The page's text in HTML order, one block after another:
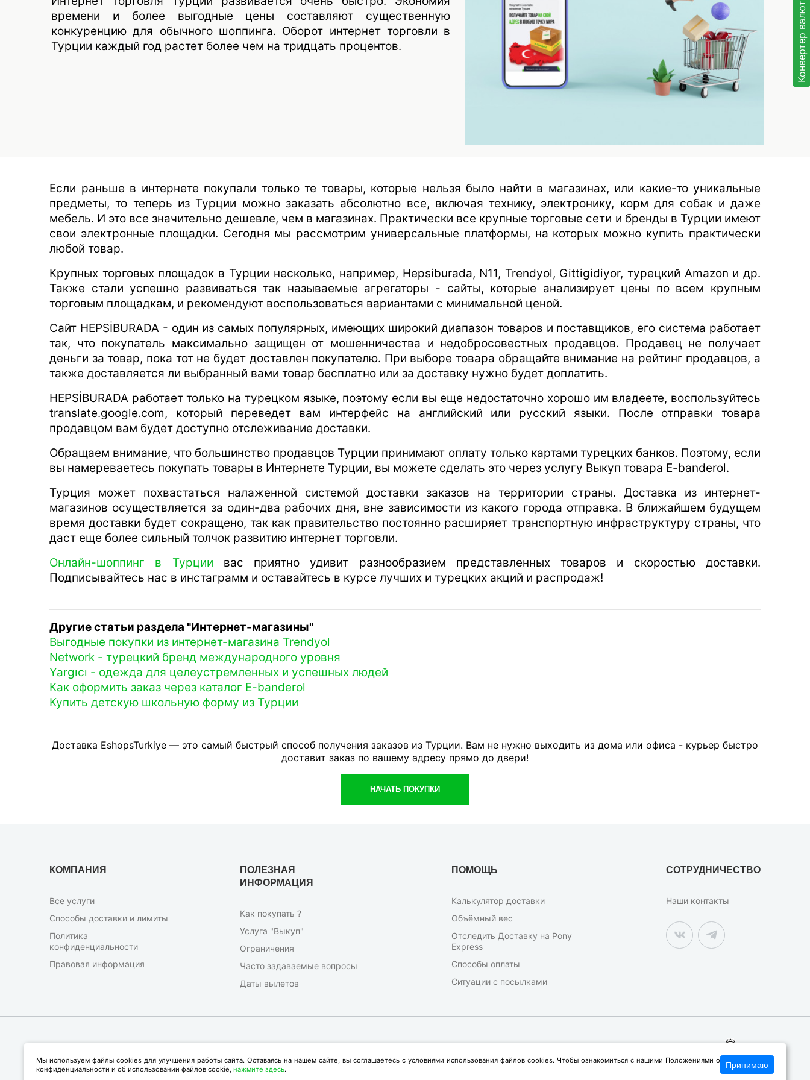
времени и более выгодные цены составляют существенную
конкуренцию для обычного шоппинга. Оборот интернет торговли в
Турции каждый год растет более чем на тридцать процентов.
Если раньше в интернете покупали только те товары, которые нельзя было найти в магазинах, или какие-то уникальные
предметы, то теперь из Турции можно заказать абсолютно все, включая технику, электронику, корм для собак и даже
мебель. И это все значительно дешевле, чем в магазинах. Практически все крупные торговые сети и бренды в Турции имеют
свои электронные площадки. Сегодня мы рассмотрим универсальные платформы, на которых можно купить практически
любой товар.
Крупных торговых площадок в Турции несколько, например, Hepsiburada, N11, Trendyol, Gittigidiyor, турецкий Amazon и др.
Также стали успешно развиваться так называемые агрегаторы - сайты, которые анализирует цены по всем крупным
торговым площадкам, и рекомендуют воспользоваться вариантами с минимальной ценой.
Сайт HEPSİBURADA - один из самых популярных, имеющих широкий диапазон товаров и поставщиков, его система работает
так, что покупатель максимально защищен от мошенничества и недобросовестных продавцов. Продавец не получает
деньги за товар, пока тот не будет доставлен покупателю. При выборе товара обращайте внимание на рейтинг продавцов, а
также доставляется ли выбранный вами товар бесплатно или за доставку нужно будет доплатить.
HEPSİBURADA работает только на турецком языке, поэтому если вы еще недостаточно хорошо им владеете, воспользуйтесь
translate.google.com, который переведет вам интерфейс на английский или русский языки. После отправки товара
продавцом вам будет доступно отслеживание доставки.
Обращаем внимание, что большинство продавцов Турции принимают оплату только картами турецких банков. Поэтому, если
вы намереваетесь покупать товары в Интернете Турции, вы можете сделать это через услугу Выкуп товара E-banderol.
Турция может похвастаться налаженной системой доставки заказов на территории страны. Доставка из интернет-
магазинов осуществляется за один-два рабочих дня, вне зависимости из какого города отправка. В ближайшем будущем
время доставки будет сокращено, так как правительство постоянно расширяет транспортную инфраструктуру страны, что
даст еще более сильный толчок развитию интернет торговли.
Онлайн-шоппинг в Турции вас приятно удивит разнообразием представленных товаров и скоростью доставки.
Подписывайтесь нас в инстаграмм и оставайтесь в курсе лучших и турецких акций и распродаж!
Другие статьи раздела "Интернет-магазины"
Выгодные покупки из интернет-магазина Trendyol
Network - турецкий бренд международного уровня
Yargıcı - одежда для целеустремленных и успешных людей
Как оформить заказ через каталог E-banderol
Купить детскую школьную форму из Турции
Доставка EshopsTurkiye — это самый быстрый способ получения заказов из Турции. Вам не нужно выходить из дома или офиса - курьер быстро
доставит заказ по вашему адресу прямо до двери!
НАЧАТЬ ПОКУПКИ
КОМПАНИЯ
Все услуги
Способы доставки и лимиты
Политика
конфиденциальности
Правовая информация
ПОЛЕЗНАЯ
ИНФОРМАЦИЯ
Как покупать ?
Услуга "Выкуп"
Ограничения
Часто задаваемые вопросы
Даты вылетов
ПОМОЩЬ
Калькулятор доставки
Объёмный вес
Отследить Доставку на Pony
Express
Способы оплаты
Ситуации с посылками
СОТРУДНИЧЕСТВО
Наши контакты
Доступные платежные системы:
Конвертер валют
Мы используем файлы cookies для улучшения работы сайта. Оставаясь на нашем сайте, вы соглашаетесь с условиями использования файлов cookies. Чтобы ознакомиться с нашими Положениями о
конфиденциальности и об использовании файлов cookie,нажмите здесь. Принимаю